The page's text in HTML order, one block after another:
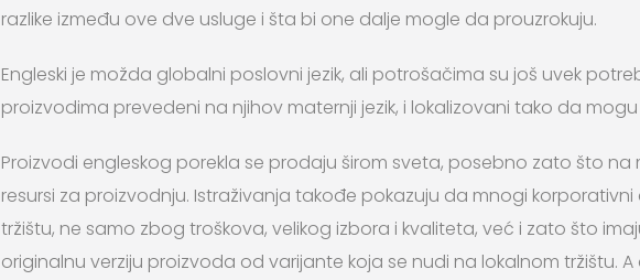
razlike između ove dve usluge i šta bi one dalje mogle da prouzrokuju.
Engleski je možda globalni poslovni jezik, ali potrošačima su još uvek
proizvodima prevedeni na njihov maternji jezik, i lokalizovani tako da
Proizvodi engleskog porekla se prodaju širom sveta, posebno zato što
resursi za proizvodnju. Istraživanja takođe pokazuju da mnogi
tržištu, ne samo zbog troškova, velikog izbora i kvaliteta, već i zato što
originalnu verziju proizvoda od varijante koja se nudi na lokalnom tržištu.